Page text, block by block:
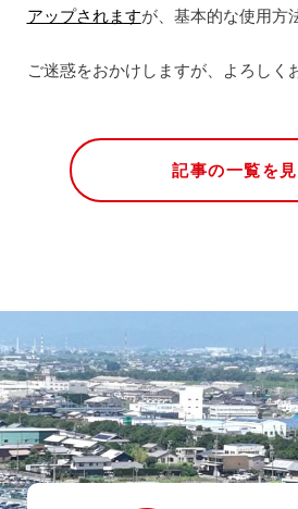
アップされますが、基本的な使用方
ご迷惑をおかけしますが、よろしく
記事の一覧を